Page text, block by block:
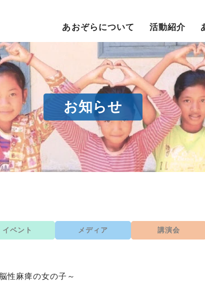
あおぞらについて 活動紹介
お知らせ
イベント メディア 講演会
性麻痺の女の子～